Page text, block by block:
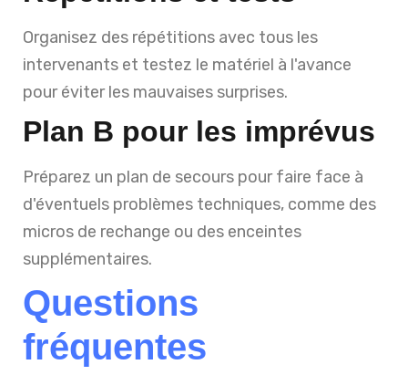
Organisez des répétitions avec tous les
intervenants et testez le matériel à l'avance
pour éviter les mauvaises surprises.
Plan B pour les imprévus
Préparez un plan de secours pour faire face à
d'éventuels problèmes techniques, comme des
micros de rechange ou des enceintes
supplémentaires.
Questions
fréquentes